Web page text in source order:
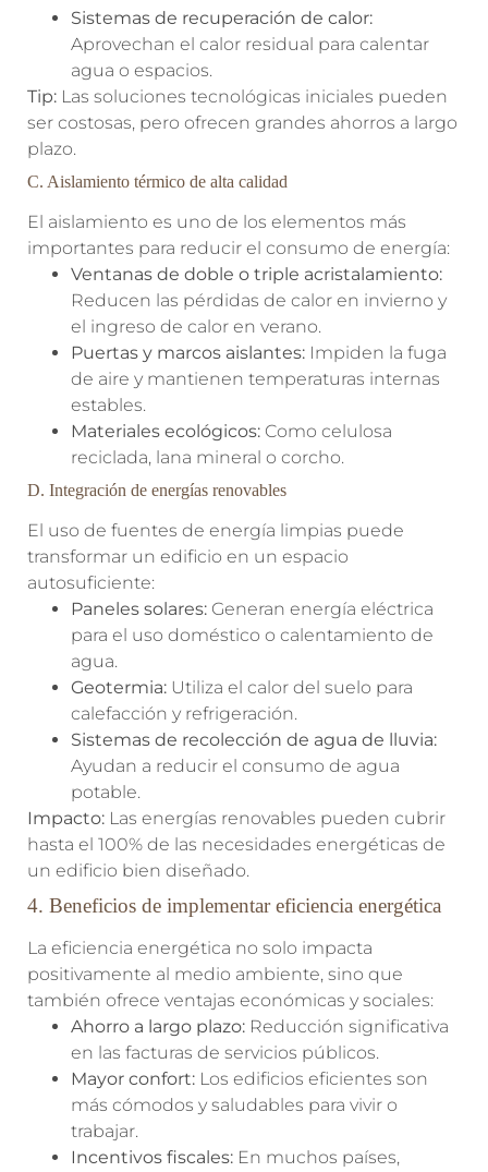
Sistemas de recuperación de calor:
Aprovechan el calor residual para calentar
agua o espacios.
Tip: Las soluciones tecnológicas iniciales pueden
ser costosas, pero ofrecen grandes ahorros a largo
plazo.
C. Aislamiento térmico de alta calidad
El aislamiento es uno de los elementos más
importantes para reducir el consumo de energía:
Ventanas de doble o triple acristalamiento:
Reducen las pérdidas de calor en invierno y
el ingreso de calor en verano.
Puertas y marcos aislantes: Impiden la fuga
de aire y mantienen temperaturas internas
estables.
Materiales ecológicos: Como celulosa
reciclada, lana mineral o corcho.
D. Integración de energías renovables
El uso de fuentes de energía limpias puede
transformar un edificio en un espacio
autosuficiente:
Paneles solares: Generan energía eléctrica
para el uso doméstico o calentamiento de
agua.
Geotermia: Utiliza el calor del suelo para
calefacción y refrigeración.
Sistemas de recolección de agua de lluvia:
Ayudan a reducir el consumo de agua
potable.
Impacto: Las energías renovables pueden cubrir
hasta el 100% de las necesidades energéticas de
un edificio bien diseñado.
4. Beneficios de implementar eficiencia energética
La eficiencia energética no solo impacta
positivamente al medio ambiente, sino que
también ofrece ventajas económicas y sociales:
Ahorro a largo plazo: Reducción significativa
en las facturas de servicios públicos.
Mayor confort: Los edificios eficientes son
más cómodos y saludables para vivir o
trabajar.
Incentivos fiscales: En muchos países,